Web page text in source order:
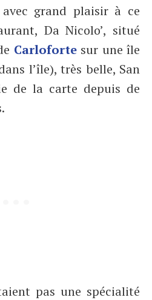
avec grand plaisir à ce
Da Nicolo’, situé
Carlofortesur une île
l’île), très belle, San
de la carte depuis de
pas une spécialité